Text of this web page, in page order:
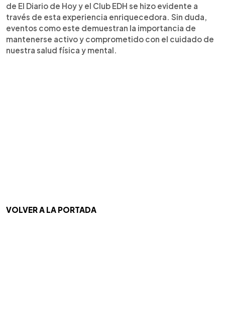
de El Diario de Hoy y el Club EDH se hizo evidente a
través de esta experiencia enriquecedora. Sin duda,
eventos como este demuestran la importancia de
mantenerse activo y comprometido con el cuidado de
nuestra salud física y mental.
VOLVER A LA PORTADA